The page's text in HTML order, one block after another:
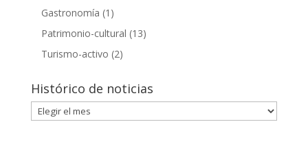
Gastronomía (1)
Patrimonio-cultural (13)
Turismo-activo (2)
Histórico de noticias
Histórico
de